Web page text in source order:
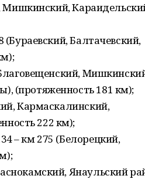
Мишкинский,
(Бураевский, Балтачевский,
(протяженность 181 км);
Кармаскалинский,
222 км);
– км 275 (Белорецкий,
Янаульский